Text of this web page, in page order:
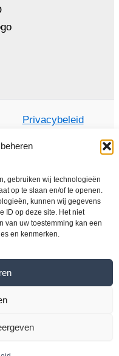
gebruiken wij technologieën
op te slaan en/of te openen.
kunnen wij gegevens
ID op deze site. Het niet
van uw toestemming kan een
en kenmerken.
Privacybeleid